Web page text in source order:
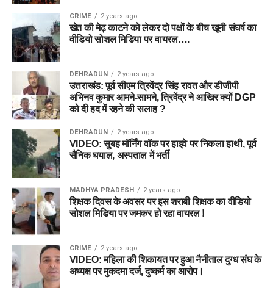
CRIME 2 years ago
खेत की मेढ़ काटने को लेकर दो पक्षों के बीच खूनी संघर्ष का
वीडियो सोशल मिडिया पर वायरल….
DEHRADUN 2 years ago
उत्तराखंड: पूर्व सीएम त्रिवेंद्र सिंह रावत और डीजीपी
अभिनव कुमार आमने-सामने, त्रिवेंद्र ने आखिर क्यों DGP
को दी हद में रहने की सलाह ?
DEHRADUN 2 years ago
VIDEO: सुबह मॉर्निंग वॉक पर हाइवे पर निकला हाथी, पूर्व
सैनिक घयाल, अस्पताल में भर्ती
MADHYA PRADESH 2 years ago
शिक्षक दिवस के अवसर पर इस शराबी शिक्षक का वीडियो
सोशल मिडिया पर जमकर हो रहा वायरल !
CRIME 2 years ago
VIDEO: महिला की शिकायत पर हुआ नैनीताल दुग्ध संघ के
अध्यक्ष पर मुकदमा दर्ज, दुष्कर्म का आरोप।